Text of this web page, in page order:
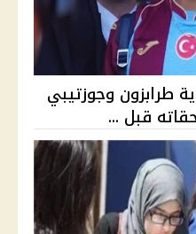
طرابزون وجوزتيبي
قبل ...